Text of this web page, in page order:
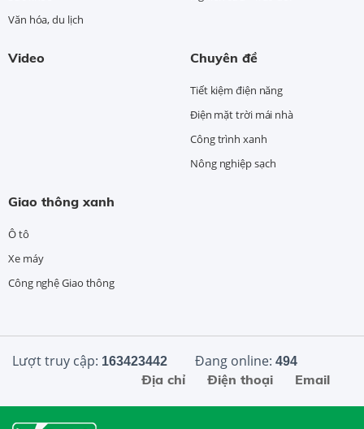
Văn hóa, du lịch
Video Chuyên đề
Tiết kiệm điện năng
Điện mặt trời mái nhà
Công trình xanh
Nông nghiệp sạch
Giao thông xanh
Ô tô
Xe máy
Công nghệ Giao thông
Lượt truy cập: 163423442 Đang online: 494
Email
Điện thoại
Địa chỉ